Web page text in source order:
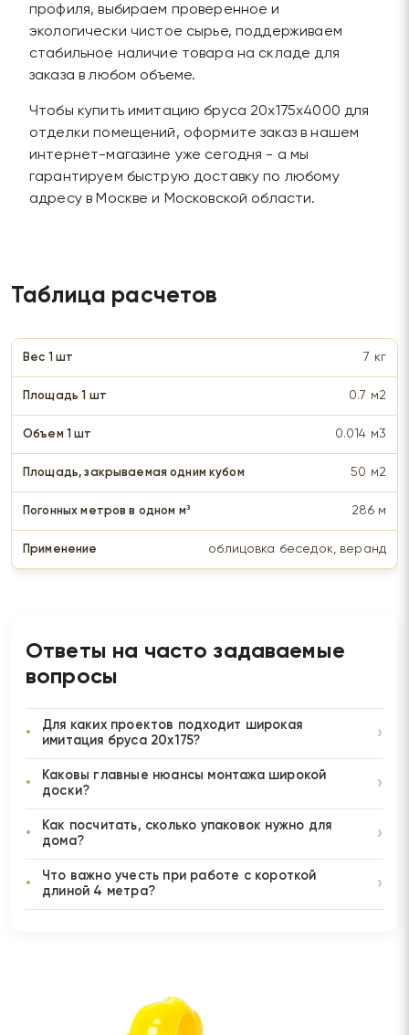
профиля, выбираем проверенное и
экологически чистое сырье, поддерживаем
стабильное наличие товара на складе для
заказа в любом объеме.
Чтобы купить имитацию бруса 20х175х4000 для
отделки помещений, оформите заказ в нашем
интернет-магазине уже сегодня - а мы
гарантируем быструю доставку по любому
адресу в Москве и Московской области.
Таблица расчетов
7 кг
0.7 м2
0.014 м3
50 м2
286 м
облицовка беседок, веранд
Ответы на часто задаваемые
вопросы
Для каких проектов подходит широкая
имитация бруса 20х175?
Каковы главные нюансы монтажа широкой
доски?
Как посчитать, сколько упаковок нужно для
дома?
Что важно учесть при работе с короткой
длиной 4 метра?